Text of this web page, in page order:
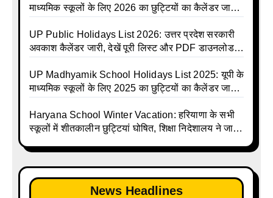
Shiksha Parishad Avkash Talika 2026 | UP
Calendar List 2026
माध्यमिक स्कूलों के लिए 2026 का छुट्टियों का कैलेंडर जारी |
UP Madhyamik Avkash Talika 2026 | UP
Madhyamik School avkash suchi | UP
Holiday Calendar | Madhyamik School Holidays
List 2026
UP Public Holidays List 2026: उत्तर प्रदेश सरकारी
अवकाश कैलेंडर जारी, देखें पूरी लिस्ट और PDF डाउनलोड
talika | Sarkari Avkash Talika | Up Holidays List |
Holidays Calendar
UP Madhyamik School Holidays List 2025: यूपी के
माध्यमिक स्कूलों के लिए 2025 का छुट्टियों का कैलेंडर जारी |
Up Madhyamik Avkash Talika 2025 | UP
Madhyamik School avkash suchi | UP
holiday calendar | Madhyamik School Holidays
List 2025
Haryana School Winter Vacation: हरियाणा के सभी
स्कूलों में शीतकालीन छुट्टियां घोषित, शिक्षा निदेशालय ने जारी
News Headlines